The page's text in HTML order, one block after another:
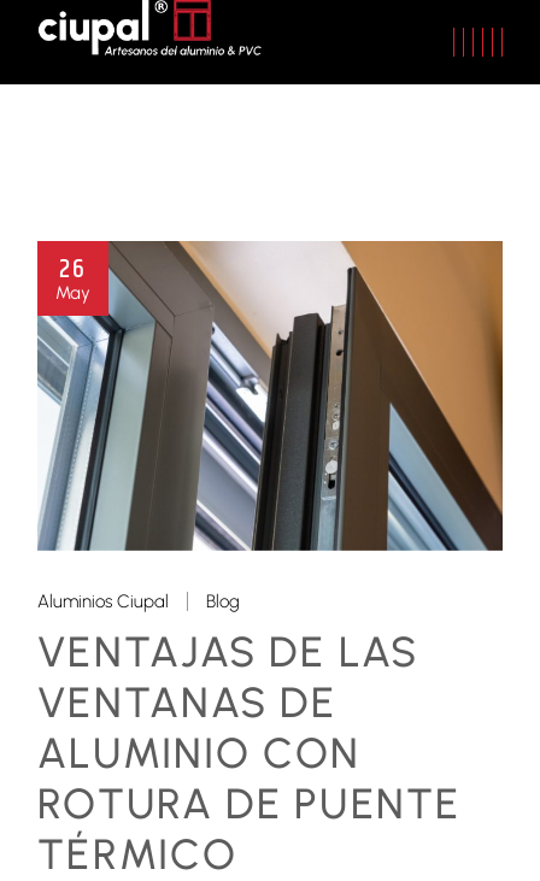
26
May
Aluminios Ciupal Blog
VENTAJAS DE LAS
VENTANAS DE
ALUMINIO CON
ROTURA DE PUENTE
TÉRMICO